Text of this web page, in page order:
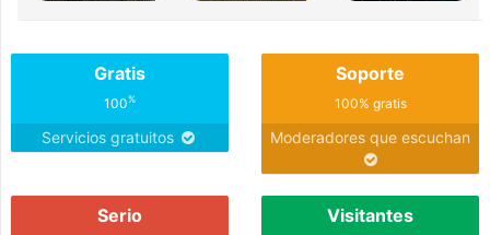
Gratis
100%
Servicios gratuitos
Soporte
100% gratis
Moderadores que escuchan
Serio Visitantes